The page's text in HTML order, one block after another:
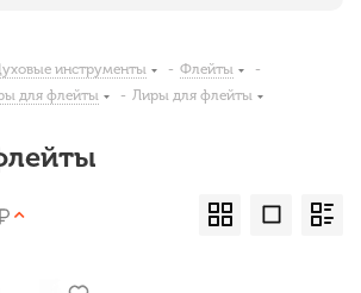
инструменты - Флейты
-
для флейты
- Лиры для флейты